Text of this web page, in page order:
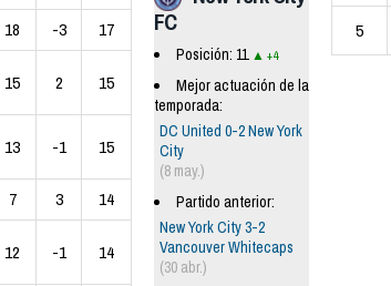
18 -3 17
15 2 15
13 -1 15
7 3 14
12 -1 14
FC
Posición: 11 +4
Mejor actuación de la
temporada:
DC United 0-2 New York
City
(8 may.)
Partido anterior:
New York City 3-2
Vancouver Whitecaps
(30 abr.)
5